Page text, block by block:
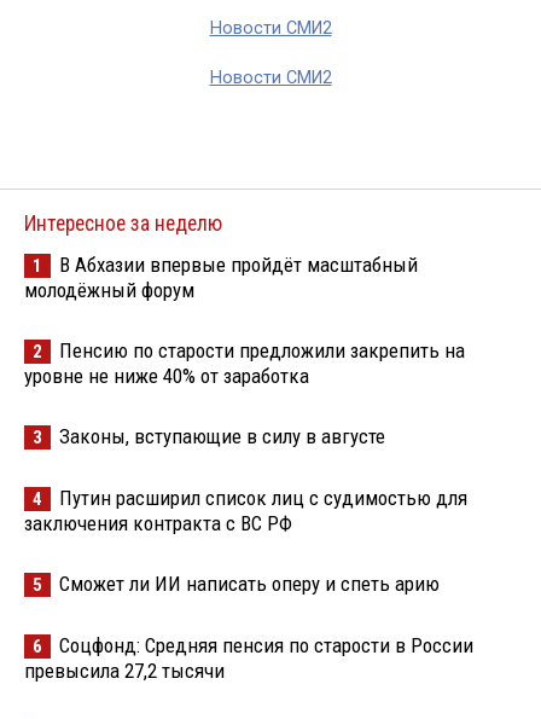
Новости СМИ2
Новости СМИ2
Интересное за неделю
1
В Абхазии впервые пройдёт масштабный
молодёжный форум
2
Пенсию по старости предложили закрепить на
уровне не ниже 40% от заработка
3 Законы, вступающие в силу в августе
4
Путин расширил список лиц с судимостью для
заключения контракта с ВС РФ
5 Сможет ли ИИ написать оперу и спеть арию
6
Соцфонд: Средняя пенсия по старости в России
превысила 27,2 тысячи